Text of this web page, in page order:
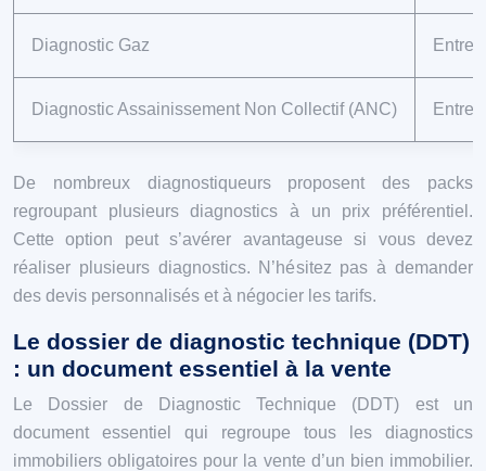
Diagnostic Gaz Entre
Diagnostic Assainissement Non Collectif (ANC) Entre
De nombreux diagnostiqueurs proposent des packs
regroupant plusieurs diagnostics à un prix préférentiel.
Cette option peut s’avérer avantageuse si vous devez
réaliser plusieurs diagnostics. N’hésitez pas à demander
des devis personnalisés et à négocier les tarifs.
Le dossier de diagnostic technique (DDT)
: un document essentiel à la vente
Le Dossier de Diagnostic Technique (DDT) est un
document essentiel qui regroupe tous les diagnostics
immobiliers obligatoires pour la vente d’un bien immobilier.